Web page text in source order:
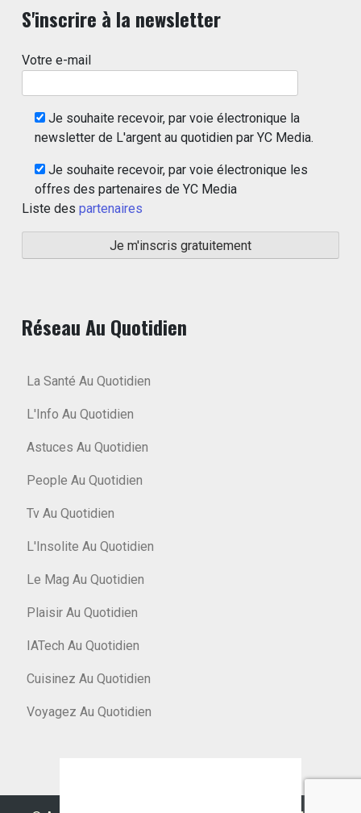
S'inscrire à la newsletter
Votre e-mail
Je souhaite recevoir, par voie électronique la
newsletter de L'argent au quotidien par YC Media.
Je souhaite recevoir, par voie électronique les
offres des partenaires de YC Media
Liste des partenaires
Réseau Au Quotidien
La Santé Au Quotidien
L'Info Au Quotidien
Astuces Au Quotidien
People Au Quotidien
Tv Au Quotidien
L'Insolite Au Quotidien
Le Mag Au Quotidien
Plaisir Au Quotidien
IATech Au Quotidien
Cuisinez Au Quotidien
Voyagez Au Quotidien